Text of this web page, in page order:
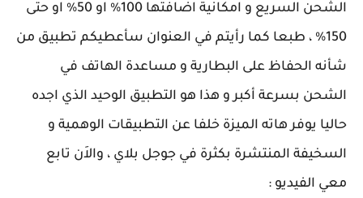
الشحن السريع و امكانية اضافتها 100% او 50% او حتى
150% ، طبعا كما رأيتم في العنوان سأعطيكم تطبيق من
شأنه الحفاظ على البطارية و مساعدة الهاتف في
الشحن بسرعة أكبر و هذا هو التطبيق الوحيد الذي اجده
حاليا يوفر هاته الميزة خلفا عن التطبيقات الوهمية و
السخيفة المنتشرة بكثرة في جوجل بلاي ، والاَن تابع
معي الفيديو :